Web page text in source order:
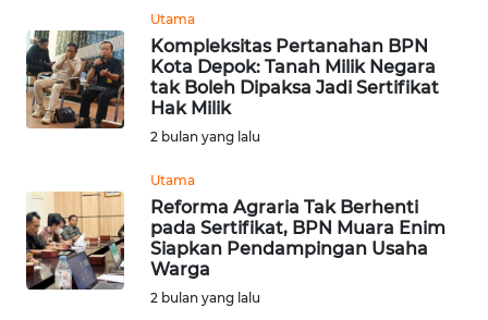
Utama
Kompleksitas Pertanahan BPN
Kota Depok: Tanah Milik Negara
tak Boleh Dipaksa Jadi Sertifikat
Hak Milik
2 bulan yang lalu
Utama
Reforma Agraria Tak Berhenti
pada Sertifikat, BPN Muara Enim
Siapkan Pendampingan Usaha
Warga
2 bulan yang lalu
JABAR
WN
BANTEN
WN
KEPRI